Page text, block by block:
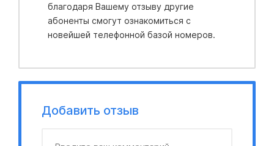
благодаря Вашему отзыву другие
абоненты смогут ознакомиться с
новейшей телефонной базой номеров.
Добавить отзыв